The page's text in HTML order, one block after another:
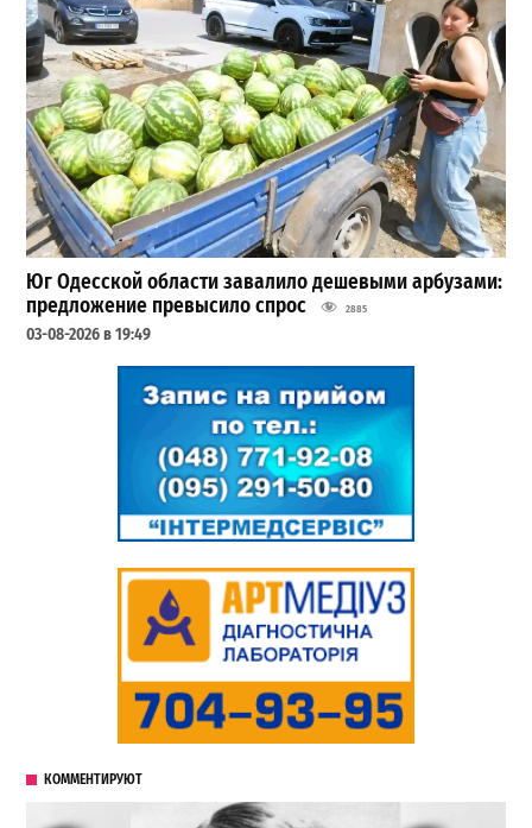
Юг Одесской области завалило дешевыми арбузами:
предложение превысило спрос
2885
03-08-2026 в 19:49
КОММЕНТИРУЮТ